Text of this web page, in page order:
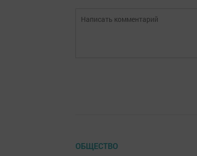
ОБЩЕСТВО